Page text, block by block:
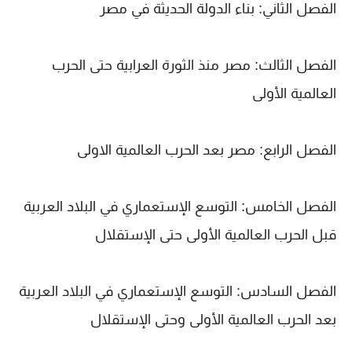
الفصل الثاني: بناء الدولة الحديثة في مصر
الفصل الثالث: مصر منذ الثورة العرابية حتى الحرب
العالمية الأولى
الفصل الرابع: مصر بعد الحرب العالمية الاولى
الفصل الخامس: التوسع الإستعماري في البلاد العربية
قبل الحرب العالمية الأولى حتى الإستقلال
الفصل السادس: التوسع الإستعماري في البلاد العربية
بعد الحرب العالمية الأولى وحتى الإستقلال